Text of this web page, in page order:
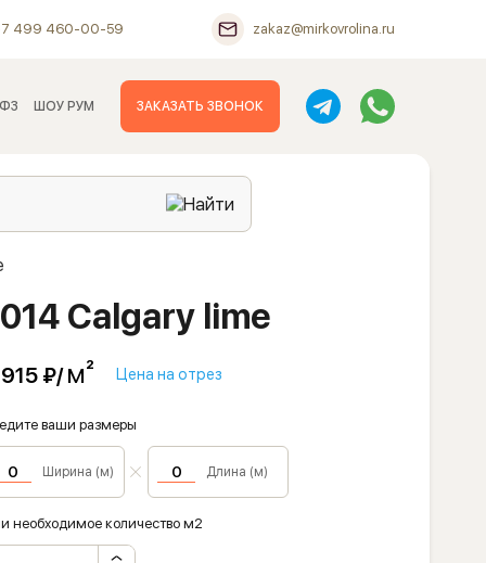
499 460-00-59 zakaz@mirkovrolina.ru
ШОУ РУМ ЗАКАЗАТЬ ЗВОНОК
Calgary lime
₽/м² Цена на отрез
ваши размеры
Ширина (м) Длина (м)
необходимое количество м2